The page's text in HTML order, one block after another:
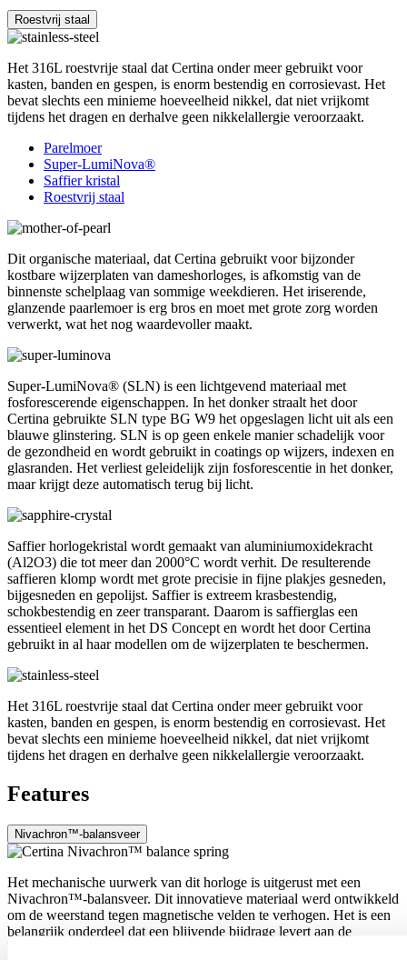
Roestvrij staal
Het 316L roestvrije staal dat Certina onder meer gebruikt voor
kasten, banden en gespen, is enorm bestendig en corrosievast. Het
bevat slechts een minieme hoeveelheid nikkel, dat niet vrijkomt
tijdens het dragen en derhalve geen nikkelallergie veroorzaakt.
Parelmoer
Super-LumiNova®
Saffier kristal
Roestvrij staal
Dit organische materiaal, dat Certina gebruikt voor bijzonder
kostbare wijzerplaten van dameshorloges, is afkomstig van de
binnenste schelplaag van sommige weekdieren. Het iriserende,
glanzende paarlemoer is erg bros en moet met grote zorg worden
verwerkt, wat het nog waardevoller maakt.
Super-LumiNova® (SLN) is een lichtgevend materiaal met
fosforescerende eigenschappen. In het donker straalt het door
Certina gebruikte SLN type BG W9 het opgeslagen licht uit als een
blauwe glinstering. SLN is op geen enkele manier schadelijk voor
de gezondheid en wordt gebruikt in coatings op wijzers, indexen en
glasranden. Het verliest geleidelijk zijn fosforescentie in het donker,
maar krijgt deze automatisch terug bij licht.
Saffier horlogekristal wordt gemaakt van aluminiumoxidekracht
(Al2O3) die tot meer dan 2000°C wordt verhit. De resulterende
saffieren klomp wordt met grote precisie in fijne plakjes gesneden,
bijgesneden en gepolijst. Saffier is extreem krasbestendig,
schokbestendig en zeer transparant. Daarom is saffierglas een
essentieel element in het DS Concept en wordt het door Certina
gebruikt in al haar modellen om de wijzerplaten te beschermen.
Het 316L roestvrije staal dat Certina onder meer gebruikt voor
kasten, banden en gespen, is enorm bestendig en corrosievast. Het
bevat slechts een minieme hoeveelheid nikkel, dat niet vrijkomt
tijdens het dragen en derhalve geen nikkelallergie veroorzaakt.
Features
Nivachron™-balansveer
Het mechanische uurwerk van dit horloge is uitgerust met een
Nivachron™-balansveer. Dit innovatieve materiaal werd ontwikkeld
om de weerstand tegen magnetische velden te verhogen. Het is een
belangrijk onderdeel dat een blijvende bijdrage levert aan de
betrouwbaarheid, robuustheid en nauwkeurigheid van het horloge.